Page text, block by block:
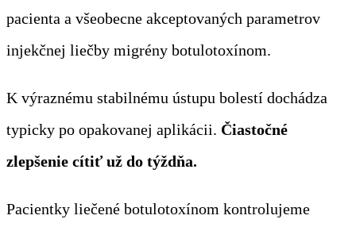
pacienta a všeobecne akceptovaných parametrov
injekčnej liečby migrény botulotoxínom.
K výraznému stabilnému ústupu bolestí dochádza
typicky po opakovanej aplikácii. Čiastočné
zlepšenie cítiť už do týždňa.
Pacientky liečené botulotoxínom kontrolujeme